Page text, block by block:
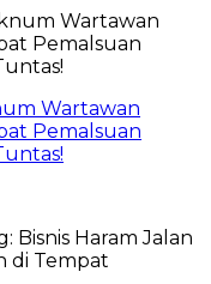
Wartawan
Pemalsuan